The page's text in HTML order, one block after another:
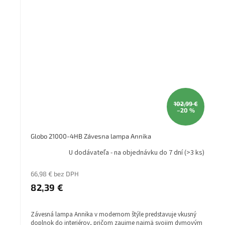
102,99 €
–20 %
Globo 21000-4HB Závesna lampa Annika
U dodávateľa - na objednávku do 7 dní(>3 ks)
66,98 € bez DPH
82,39 €
Závesná lampa Annika v modernom štýle predstavuje vkusný
doplnok do interiérov, pričom zaujme najmä svojim dymovým